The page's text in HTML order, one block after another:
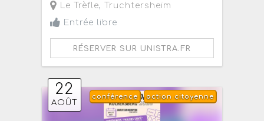
Le Trèfle, Truchtersheim
Entrée libre
RÉSERVER SUR UNISTRA.FR
22
AOÛT
action citoyenne
conférence